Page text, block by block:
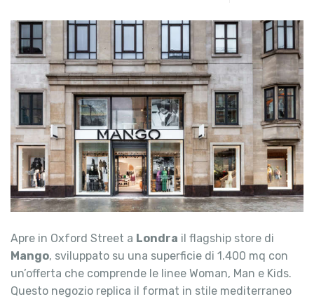
Apre in Oxford Street a Londra il flagship store di
Mango, sviluppato su una superficie di 1.400 mq con
un’offerta che comprende le linee Woman, Man e Kids.
Questo negozio replica il format in stile mediterraneo